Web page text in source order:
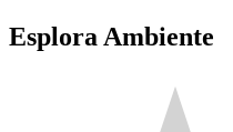
Esplora Ambiente